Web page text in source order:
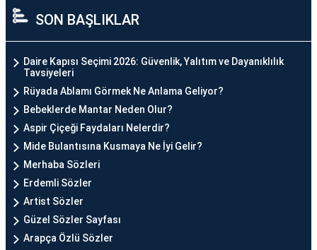
SON BAŞLIKLAR
Daire Kapısı Seçimi 2026: Güvenlik, Yalıtım ve Dayanıklılık
Tavsiyeleri
Rüyada Ablamı Görmek Ne Anlama Geliyor?
Bebeklerde Mantar Neden Olur?
Aspir Çiçeği Faydaları Nelerdir?
Mide Bulantısına Kusmaya Ne İyi Gelir?
Merhaba Sözleri
Erdemli Sözler
Artist Sözler
Güzel Sözler Sayfası
Arapça Özlü Sözler